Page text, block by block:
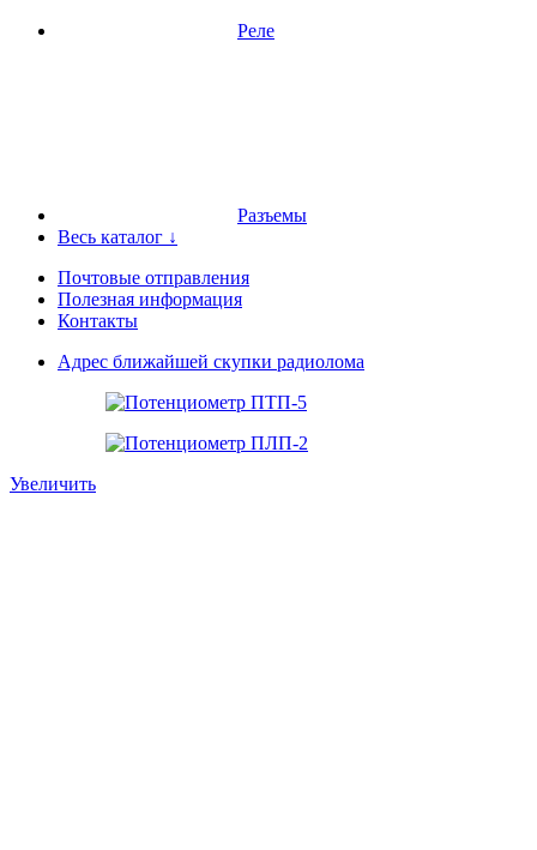
Реле
Разъемы
Весь каталог ↓
Почтовые отправления
Полезная информация
Контакты
Адрес ближайшей скупки радиолома
Увеличить